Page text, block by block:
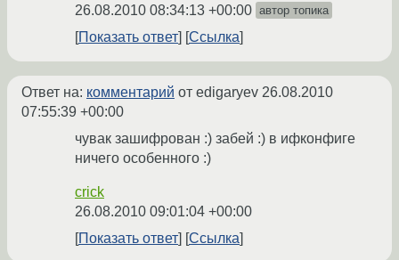
26.08.2010 08:34:13 +00:00 автор топика
Показать ответ Ссылка
Ответ на: комментарий от edigaryev 26.08.2010
07:55:39 +00:00
чувак зашифрован :) забей :) в ифконфиге
ничего особенного :)
crick
26.08.2010 09:01:04 +00:00
Показать ответ
Ссылка